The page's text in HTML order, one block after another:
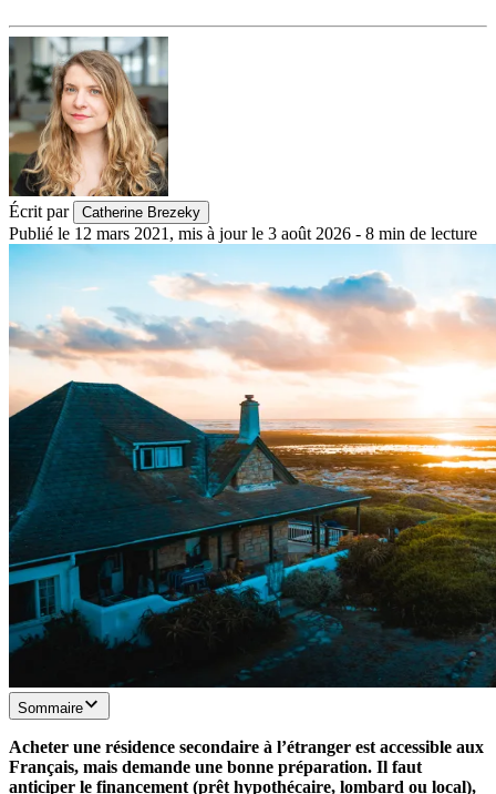
Écrit par Catherine Brezeky
Publié le 12 mars 2021 , mis à jour le 3 août 2026 - 8 min de lecture
Sommaire
Acheter une résidence secondaire à l’étranger est accessible aux
Français, mais demande une bonne préparation. Il faut
anticiper le financement (prêt hypothécaire, lombard ou local),